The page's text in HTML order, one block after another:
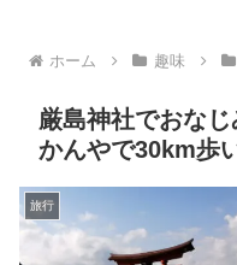
ホーム 趣味
厳島神社でおな
かんやで30km歩
旅行